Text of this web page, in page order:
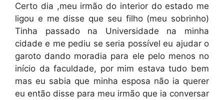
Certo dia ,meu irmão do interior do estado me
ligou e me disse que seu filho (meu sobrinho)
Tinha passado na Universidade na minha
cidade e me pediu se seria possível eu ajudar o
garoto dando moradia para ele pelo menos no
início da faculdade, por mim estava tudo bem
mas eu sabia que minha esposa não ia querer
eu então disse para meu irmão que ia conversar